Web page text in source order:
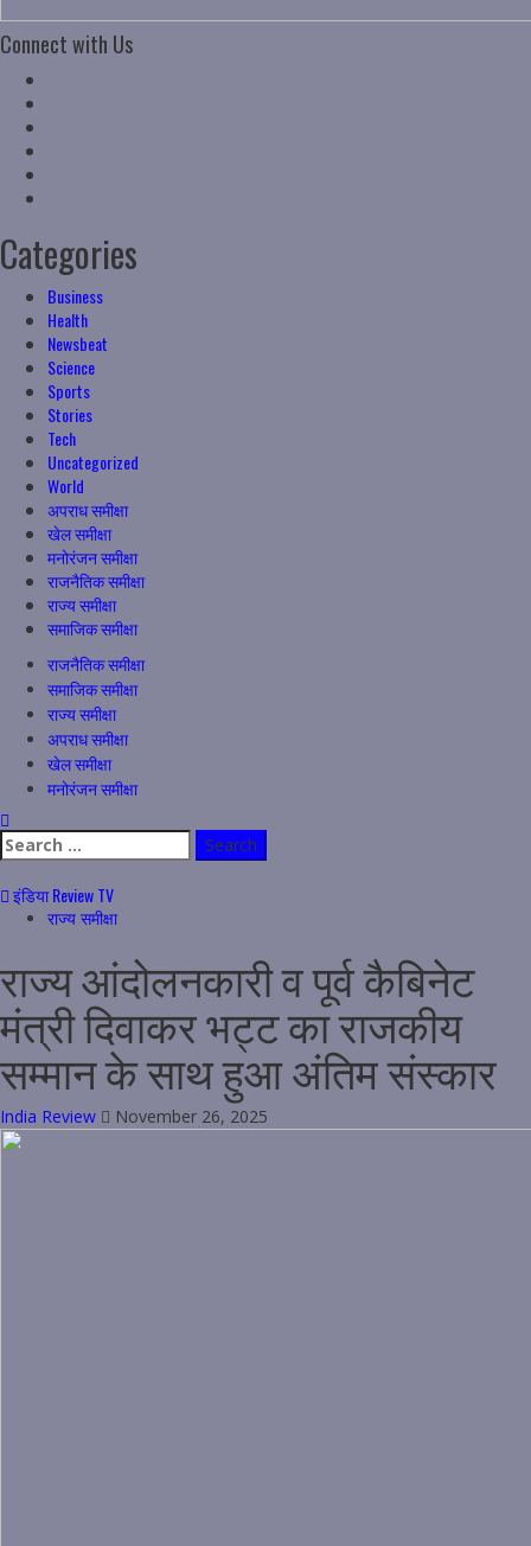
Connect with Us
Categories
Business
Health
Newsbeat
Science
Sports
Stories
Tech
Uncategorized
World
अपराध समीक्षा
खेल समीक्षा
मनोरंजन समीक्षा
राजनैतिक समीक्षा
राज्य समीक्षा
समाजिक समीक्षा
Primary
Menu
राजनैतिक समीक्षा
समाजिक समीक्षा
राज्य समीक्षा
अपराध समीक्षा
खेल समीक्षा
मनोरंजन समीक्षा
Search
for:
इंडिया Review TV
राज्य समीक्षा
राज्य आंदोलनकारी व पूर्व कैबिनेट
मंत्री दिवाकर भट्ट का राजकीय
सम्मान के साथ हुआ अंतिम संस्कार
India Review November 26, 2025